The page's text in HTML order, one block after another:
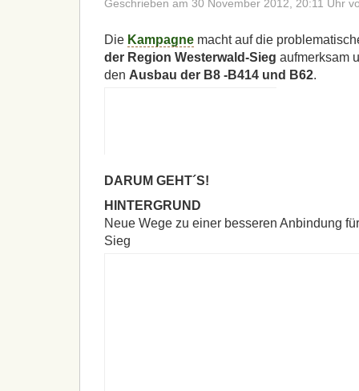
Geschrieben am 30 November 2012, 20:11 Uhr
Die Kampagne macht auf die
der Region Westerwald-Sieg aufmerksam
den Ausbau der B8 -B414 und B62.
DARUM GEHT´S!
HINTERGRUND
Neue Wege zu einer besseren Anbindung
Sieg